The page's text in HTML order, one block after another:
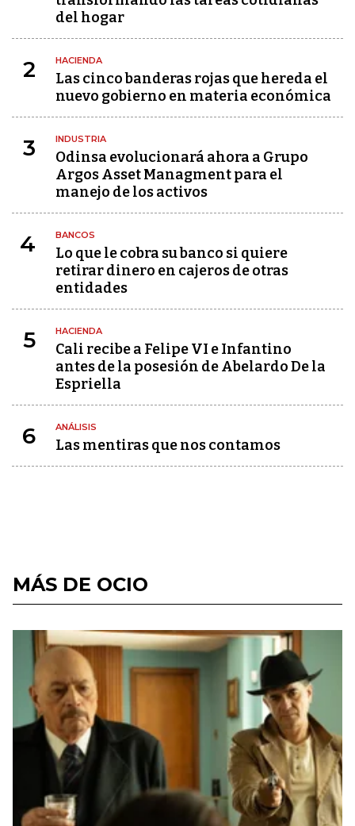
del hogar
2 HACIENDA
Las cinco banderas rojas que hereda el
nuevo gobierno en materia económica
3 INDUSTRIA
Odinsa evolucionará ahora a Grupo
Argos Asset Managment para el
manejo de los activos
4 BANCOS
Lo que le cobra su banco si quiere
retirar dinero en cajeros de otras
entidades
5 HACIENDA
Cali recibe a Felipe VI e Infantino
antes de la posesión de Abelardo De la
Espriella
6 ANÁLISIS
Las mentiras que nos contamos
MÁS DE OCIO